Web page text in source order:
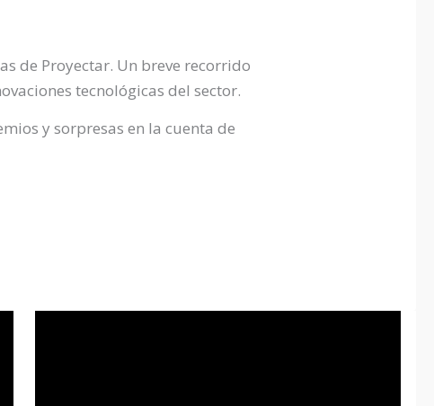
de Proyectar. Un breve recorrido
tecnológicas del sector.
y sorpresas en la cuenta de